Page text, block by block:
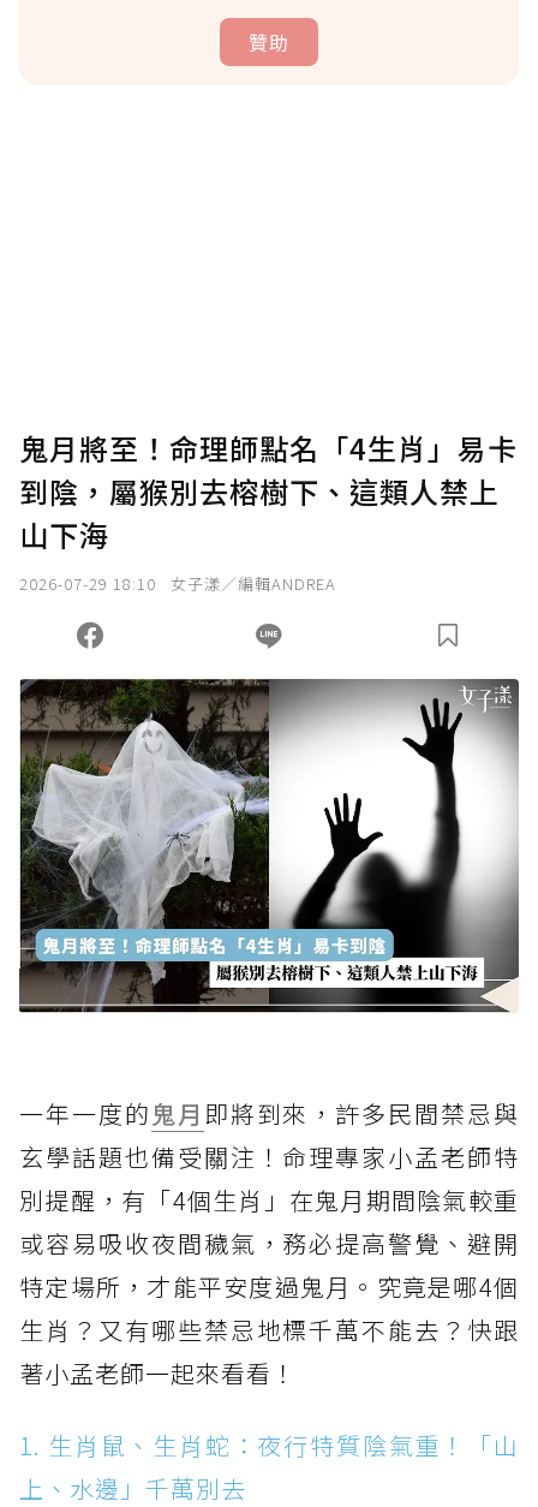
贊助
確認送出
您當前剩餘 U 利點數：0點；前往 購買點數
鬼月將至！命理師點名「4生肖」易卡
到陰，屬猴別去榕樹下、這類人禁上
山下海
2026-07-29 18:10 女子漾／編輯ANDREA
一年一度的 鬼月 即將到來，許多民間禁忌與
玄學話題也備受關注！命理專家小孟老師特
別提醒，有「4個生肖」在鬼月期間陰氣較重
或容易吸收夜間穢氣，務必提高警覺、避開
特定場所，才能平安度過鬼月。究竟是哪4個
生肖？又有哪些禁忌地標千萬不能去？快跟
著小孟老師一起來看看！
1. 生肖鼠、生肖蛇：夜行特質陰氣重！「山
上、水邊」千萬別去